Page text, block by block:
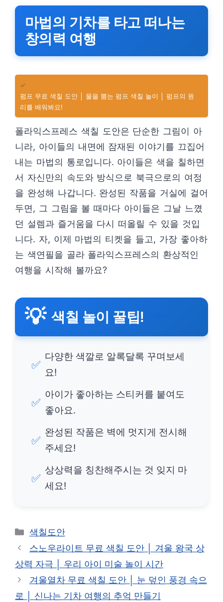
마법의 기차를 타고 떠나는
창의력 여행
✓
펌프 무료 색칠 도안 │ 물을 뿜는 펌프 색칠 놀이 │ 펌프의 원
리를 배워봐요!
폴라익스프레스 색칠 도안은 단순한 그림이 아
니라, 아이들의 내면에 잠재된 이야기를 끄집어
내는 마법의 통로입니다. 아이들은 색을 칠하면
서 자신만의 속도와 방식으로 북극으로의 여정
을 완성해 나갑니다. 완성된 작품을 거실에 걸어
두면, 그 그림을 볼 때마다 아이들은 그날 느꼈
던 설렘과 즐거움을 다시 떠올릴 수 있을 것입
니다. 자, 이제 마법의 티켓을 들고, 가장 좋아하
는 색연필을 골라 폴라익스프레스의 환상적인
여행을 시작해 볼까요?
💡 색칠 놀이 꿀팁!
✅
다양한 색깔로 알록달록 꾸며보세
요!
✅
아이가 좋아하는 스티커를 붙여도
좋아요.
✅
완성된 작품은 벽에 멋지게 전시해
주세요!
✅
상상력을 칭찬해주시는 것 잊지 마
세요!
카
테
리
색칠도안
스노우라이트 무료 색칠 도안 │ 겨울 왕국 상
상력 자극 │ 우리 아이 미술 놀이 시간
겨울열차 무료 색칠 도안 │ 눈 덮인 풍경 속으
로 │ 신나는 기차 여행의 추억 만들기